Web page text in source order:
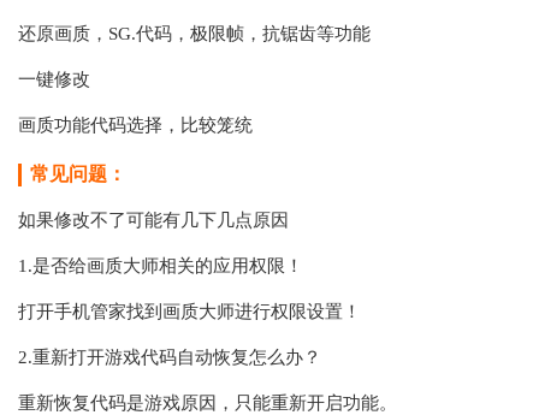
还原画质，SG.代码，极限帧，抗锯齿等功能
一键修改
画质功能代码选择，比较笼统
常见问题：
如果修改不了可能有几下几点原因
1.是否给画质大师相关的应用权限！
打开手机管家找到画质大师进行权限设置！
2.重新打开游戏代码自动恢复怎么办？
重新恢复代码是游戏原因，只能重新开启功能。